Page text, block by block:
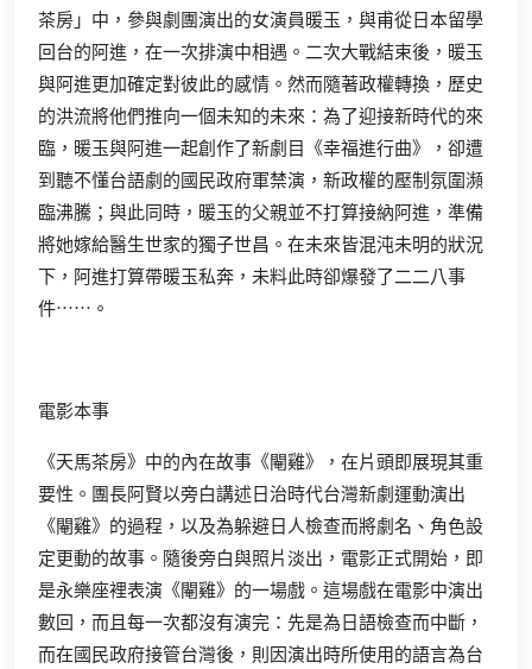
茶房」中，參與劇團演出的女演員暖玉，與甫從日本留學
回台的阿進，在一次排演中相遇。二次大戰結束後，暖玉
與阿進更加確定對彼此的感情。然而隨著政權轉換，歷史
的洪流將他們推向一個未知的未來：為了迎接新時代的來
臨，暖玉與阿進一起創作了新劇目《幸福進行曲》，卻遭
到聽不懂台語劇的國民政府軍禁演，新政權的壓制氛圍瀕
臨沸騰；與此同時，暖玉的父親並不打算接納阿進，準備
將她嫁給醫生世家的獨子世昌。在未來皆混沌未明的狀況
下，阿進打算帶暖玉私奔，未料此時卻爆發了二二八事
件⋯⋯。
電影本事
《天馬茶房》中的內在故事《閹雞》，在片頭即展現其重
要性。團長阿賢以旁白講述日治時代台灣新劇運動演出
《閹雞》的過程，以及為躲避日人檢查而將劇名、角色設
定更動的故事。隨後旁白與照片淡出，電影正式開始，即
是永樂座裡表演《閹雞》的一場戲。這場戲在電影中演出
數回，而且每一次都沒有演完：先是為日語檢查而中斷，
而在國民政府接管台灣後，則因演出時所使用的語言為台